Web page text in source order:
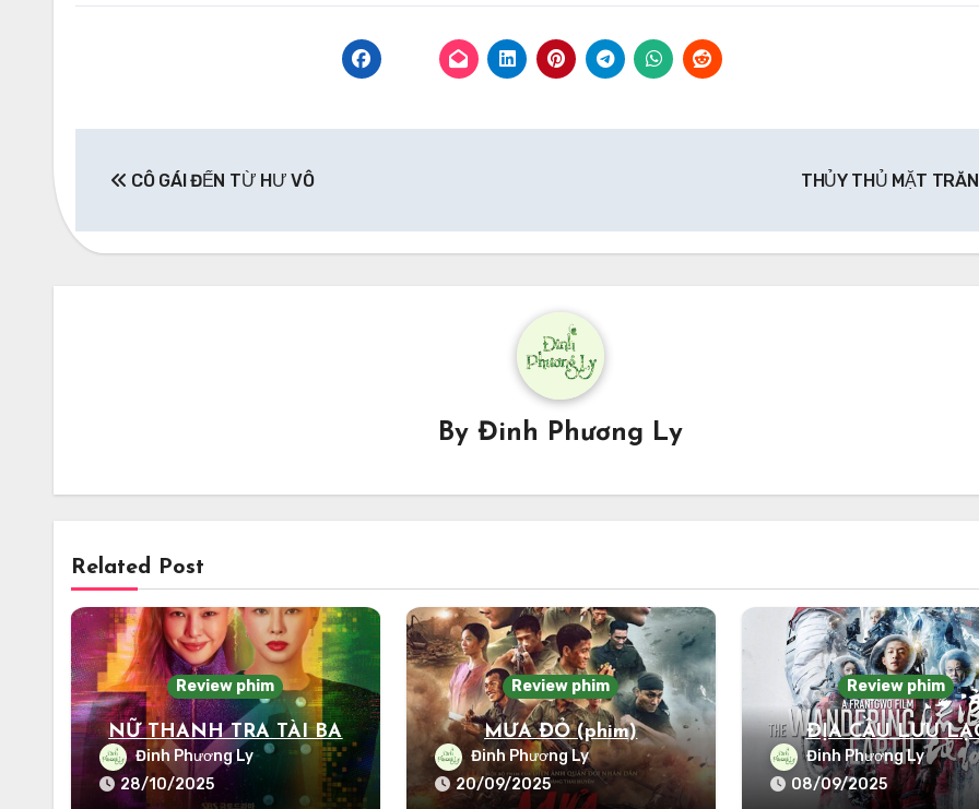
navigation
CÔ GÁI ĐẾN TỪ HƯ VÔ THỦY THỦ MẶT
ByĐinh Phương Ly
Related Post
Review phim
NỮ THANH TRA TÀI BA
Đinh Phương Ly
28/10/2025
Review phim
MƯA ĐỎ (phim)
Đinh Phương Ly
20/09/2025
Review phim
ĐỊA CẦU LƯU
Đinh Phương Ly
08/09/2025